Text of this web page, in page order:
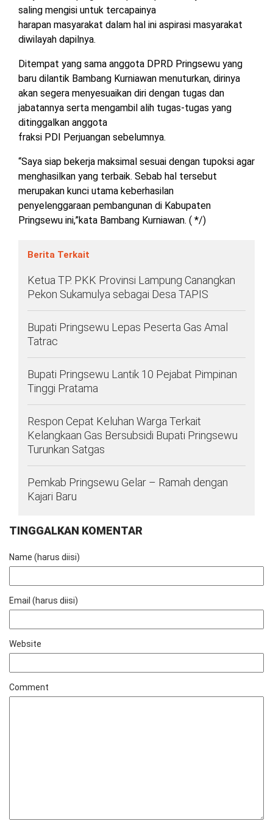
saling mengisi untuk tercapainya
harapan masyarakat dalam hal ini aspirasi masyarakat
diwilayah dapilnya.
Ditempat yang sama anggota DPRD Pringsewu yang
baru dilantik Bambang Kurniawan menuturkan, dirinya
akan segera menyesuaikan diri dengan tugas dan
jabatannya serta mengambil alih tugas-tugas yang
ditinggalkan anggota
fraksi PDI Perjuangan sebelumnya.
“Saya siap bekerja maksimal sesuai dengan tupoksi agar
menghasilkan yang terbaik. Sebab hal tersebut
merupakan kunci utama keberhasilan
penyelenggaraan pembangunan di Kabupaten
Pringsewu ini,”kata Bambang Kurniawan. ( */)
Berita Terkait
Ketua TP. PKK Provinsi Lampung Canangkan
Pekon Sukamulya sebagai Desa TAPIS
Bupati Pringsewu Lepas Peserta Gas Amal
Tatrac
Bupati Pringsewu Lantik 10 Pejabat Pimpinan
Tinggi Pratama
‎Respon Cepat Keluhan Warga Terkait
Kelangkaan Gas Bersubsidi Bupati Pringsewu
Turunkan Satgas
Pemkab Pringsewu Gelar – Ramah dengan
Kajari Baru
TINGGALKAN KOMENTAR
Name (harus diisi)
Email (harus diisi)
Website
Comment